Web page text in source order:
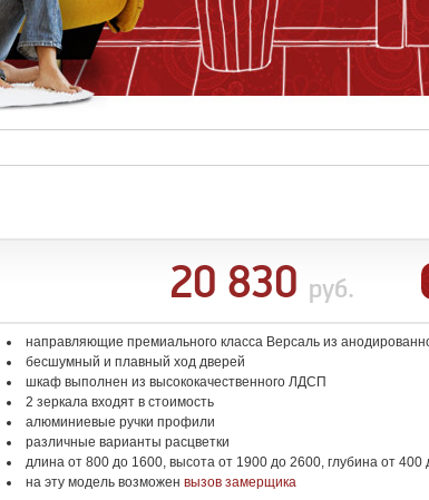
20 830 руб.
направляющие премиального класса Версаль из
бесшумный и плавный ход дверей
шкаф выполнен из высококачественного ЛДСП
2 зеркала входят в стоимость
алюминиевые ручки профили
различные варианты расцветки
длина от 800 до 1600, высота от 1900 до 2600, глубина от 400
на эту модель возможен вызов замерщика